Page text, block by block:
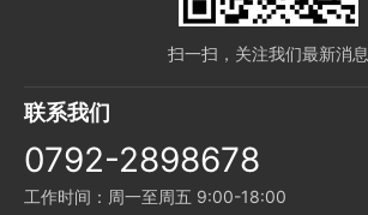
扫一扫，关注我们最新消息
联系我们
0792-2898678
工作时间：周一至周五 9:00-18:00